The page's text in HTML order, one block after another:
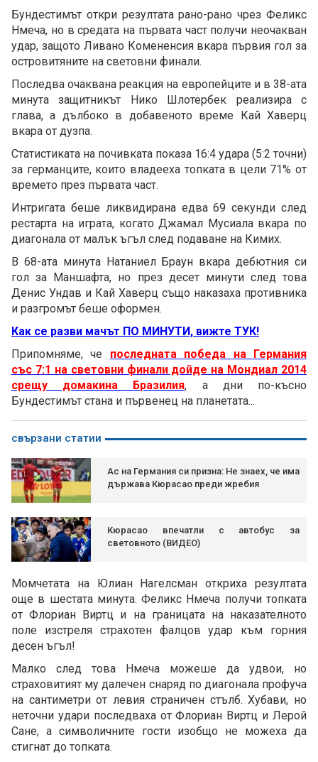
Бундестимът откри резултата рано-рано чрез Феликс
Нмеча, но в средата на първата част получи неочакван
удар, защото Ливано Комененсия вкара първия гол за
островитяните на световни финали.
Последва очаквана реакция на европейците и в 38-ата
минута защитникът Нико Шлотербек реализира с
глава, а дълбоко в добавеното време Кай Хаверц
вкара от дузпа.
Статистиката на почивката показа 16:4 удара (5:2 точни)
за германците, които владееха топката в цели 71% от
времето през първата част.
Интригата беше ликвидирана едва 69 секунди след
рестарта на играта, когато Джамал Мусиала вкара по
диагонала от малък ъгъл след подаване на Кимих.
В 68-ата минута Натаниел Браун вкара дебютния си
гол за Маншафта, но през десет минути след това
Денис Ундав и Кай Хаверц също наказаха противника
и разгромът беше оформен.
Как се разви мачът ПО МИНУТИ, вижте ТУК!
Припомняме, че последната победа на Германия
със 7:1 на световни финали дойде на Мондиал 2014
срещу домакина Бразилия, а дни по-късно
Бундестимът стана и първенец на планетата...
свързани статии
Ас на Германия си призна: Не знаех, че има
държава Кюрасао преди жребия
Кюрасао впечатли с автобус за
световното (ВИДЕО)
Момчетата на Юлиан Нагелсман откриха резултата
още в шестата минута. Феликс Нмеча получи топката
от Флориан Виртц и на границата на наказателното
поле изстреля страхотен фалцов удар към горния
десен ъгъл!
Малко след това Нмеча можеше да удвои, но
страховитият му далечен снаряд по диагонала профуча
на сантиметри от левия страничен стълб. Хубави, но
неточни удари последваха от Флориан Виртц и Лерой
Сане, а символичните гости изобщо не можеха да
стигнат до топката.